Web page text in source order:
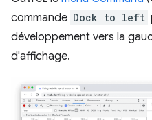
commande Dock to left
développement vers la
d'affichage.